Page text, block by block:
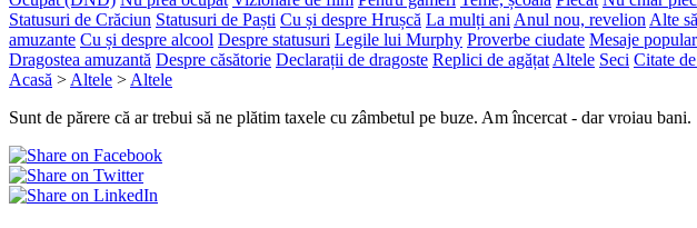
Statusuri de Crăciun Statusuri de Paști Cu și despre Hrușcă La mulți ani Anul nou, revelion Alte
amuzante Cu și despre alcool Despre statusuri Legile lui Murphy Proverbe ciudate Mesaje
Dragostea amuzantă Despre căsătorie Declarații de dragoste Replici de agățat Altele Seci Citate
Acasă > Altele > Altele
Sunt de părere că ar trebui să ne plătim taxele cu zâmbetul pe buze. Am încercat - dar vroiau bani.